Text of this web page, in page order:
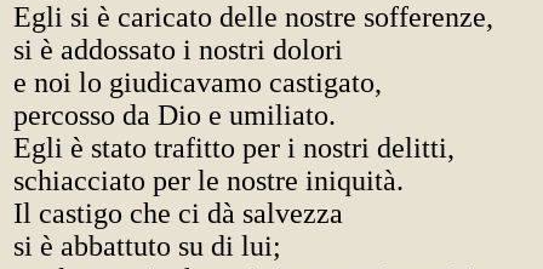
Egli si è caricato delle nostre sofferenze,
si è addossato i nostri dolori
e noi lo giudicavamo castigato,
percosso da Dio e umiliato.
Egli è stato trafitto per i nostri delitti,
schiacciato per le nostre iniquità.
Il castigo che ci dà salvezza
si è abbattuto su di lui;